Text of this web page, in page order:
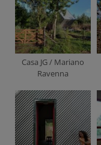
Casa JG / Mariano
Ravenna